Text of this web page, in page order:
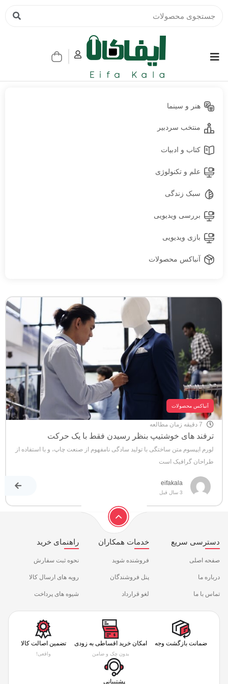
هنر و سینما
منتخب سردبیر
کتاب و ادبیات
علم و تکنولوژی
سبک زندگی
بررسی ویدیویی
بازی ویدیویی
آنباکس محصولات
7 دقیقه زمان مطالعه
ترفند های خوشتیپ بنظر رسیدن فقط با یک حرکت
لورم ایپسوم متن ساختگی با تولید سادگی نامفهوم از صنعت چاپ، و با استفاده از
طراحان گرافیک است
eifakala
3 سال قبل
آنباکس محصولات
دسترسی سریع
صفحه اصلی
درباره ما
تماس با ما
خدمات همکاران
فروشنده شوید
پنل فروشندگان
لغو قرارداد
راهنمای خرید
نحوه ثبت سفارش
رویه های ارسال کالا
شیوه های پرداخت
ضمانت بازگشت وجه امکان خرید اقساطی به زودی
بدون چک و ضامن
تضمین اصالت کالا
واقعی!
پشتیبانی